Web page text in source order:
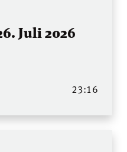
Juli 2026
23:16